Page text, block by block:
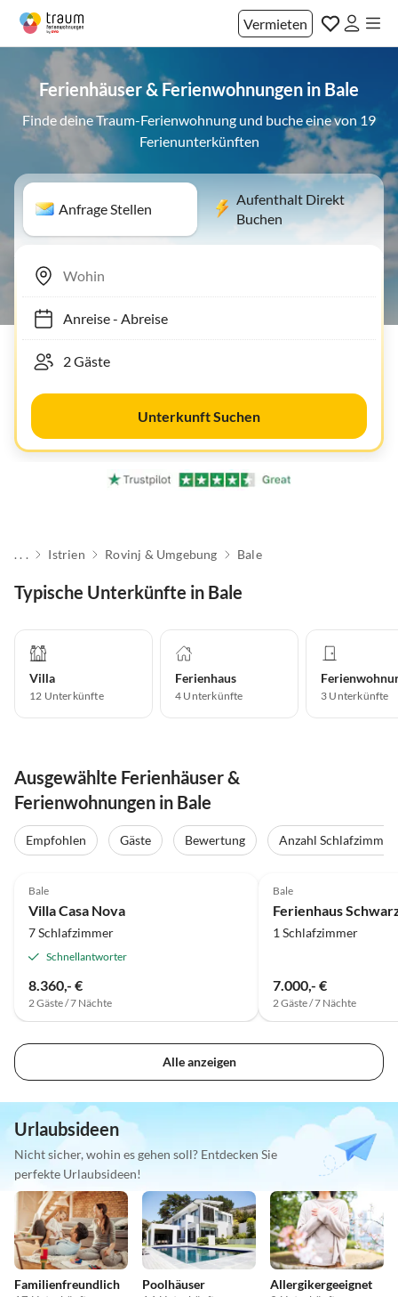
Vermieten
Ferienhäuser & Ferienwohnungen in Bale
Finde deine Traum-Ferienwohnung und buche eine von 19
Ferienunterkünften
Anfrage Stellen
Aufenthalt Direkt
Buchen
Anreise- Abreise
Unterkunft Suchen
. . . Istrien Rovinj & Umgebung Bale
Typische Unterkünfte in Bale
Villa
12 Unterkünfte
Ferienhaus
4 Unterkünfte 3 Unterkünfte
Ausgewählte Ferienhäuser &
Ferienwohnungen in Bale
Empfohlen Gäste Bewertung Anzahl Schlafzimmer
Bale
Villa Casa Nova
7 Schlafzimmer
Schnellantworter
8.360,- €
2 Gäste / 7 Nächte
Bale
1 Schlafzimmer
7.000,- €
2 Gäste / 7 Nächte
Alle anzeigen
Urlaubsideen
Nicht sicher, wohin es gehen soll? Entdecken Sie
perfekte Urlaubsideen!
Familienfreundlich Poolhäuser Allergikergeeignet